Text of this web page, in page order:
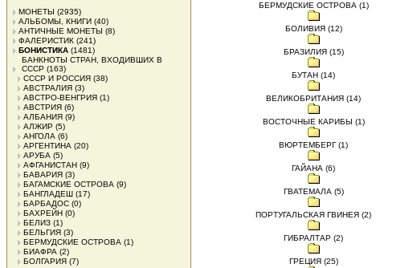
МОНЕТЫ (2935)
АЛЬБОМЫ, КНИГИ (40)
АНТИЧНЫЕ МОНЕТЫ (8)
ФАЛЕРИСТИК (241)
БОНИСТИКА (1481)
БАНКНОТЫ СТРАН, ВХОДИВШИХ В
СССР (163)
СССР И РОССИЯ (38)
АВСТРАЛИЯ (3)
АВСТРО-ВЕНГРИЯ (1)
АВСТРИЯ (6)
АЛБАНИЯ (9)
АЛЖИР (5)
АНГОЛА (6)
АРГЕНТИНА (20)
АРУБА (5)
АФГАНИСТАН (9)
БАВАРИЯ (3)
БАГАМСКИЕ ОСТРОВА (9)
БАНГЛАДЕШ (17)
БАРБАДОС (0)
БАХРЕЙН (0)
БЕЛИЗ (1)
БЕЛЬГИЯ (3)
БЕРМУДСКИЕ ОСТРОВА (1)
БИАФРА (2)
БОЛГАРИЯ (7)
БЕРМУДСКИЕ ОСТРОВА (1)
БОЛИВИЯ (12)
БРАЗИЛИЯ (15)
БУТАН (14)
ВЕЛИКОБРИТАНИЯ (14)
ВОСТОЧНЫЕ КАРИБЫ (1)
ВЮРТЕМБЕРГ (1)
ГАЙАНА (6)
ГВАТЕМАЛА (5)
ПОРТУГАЛЬСКАЯ ГВИНЕЯ (2)
ГИБРАЛТАР (2)
ГРЕЦИЯ (25)